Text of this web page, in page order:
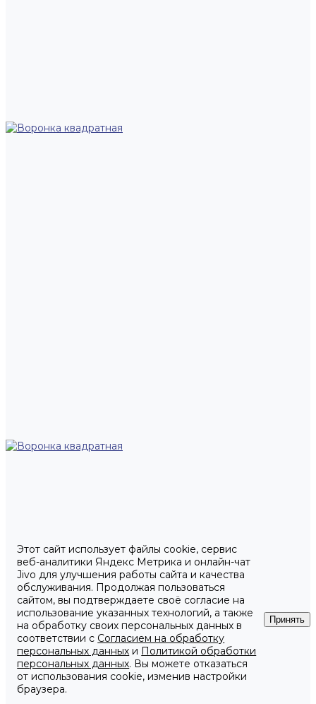
Этот сайт использует файлы cookie, сервис
веб-аналитики Яндекс Метрика и онлайн-чат
Jivo для улучшения работы сайта и качества
обслуживания. Продолжая пользоваться
сайтом, вы подтверждаете своё согласие на
использование указанных технологий, а также
на обработку своих персональных данных в
соответствии с Согласием на обработку
персональных данных и Политикой обработки
персональных данных. Вы можете отказаться
от использования cookie, изменив настройки
браузера.
Принять